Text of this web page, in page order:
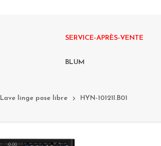
SERVICE-APRÈS-VENTE
BLUM
Lave linge pose libre chevron_right HYN-10121I.B01